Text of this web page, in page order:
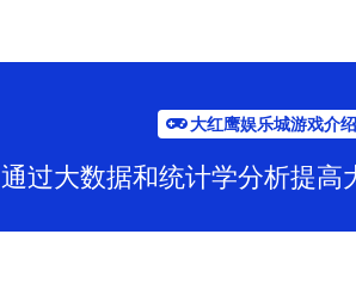
大红鹰娱乐城游戏介绍
通过大数据和统计学分析提高